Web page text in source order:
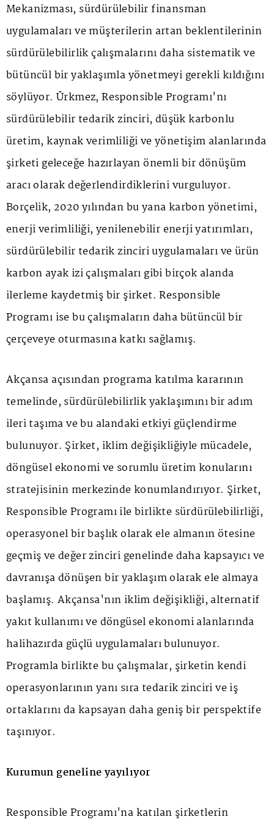
Mekanizması, sürdürülebilir finansman
uygulamaları ve müşterilerin artan beklentilerinin
sürdürülebilirlik çalışmalarını daha sistematik ve
bütüncül bir yaklaşımla yönetmeyi gerekli kıldığını
söylüyor. Ürkmez, Responsible Programı'nı
sürdürülebilir tedarik zinciri, düşük karbonlu
üretim, kaynak verimliliği ve yönetişim alanlarında
şirketi geleceğe hazırlayan önemli bir dönüşüm
aracı olarak değerlendirdiklerini vurguluyor.
Borçelik, 2020 yılından bu yana karbon yönetimi,
enerji verimliliği, yenilenebilir enerji yatırımları,
sürdürülebilir tedarik zinciri uygulamaları ve ürün
karbon ayak izi çalışmaları gibi birçok alanda
ilerleme kaydetmiş bir şirket. Responsible
Programı ise bu çalışmaların daha bütüncül bir
çerçeveye oturmasına katkı sağlamış.
Akçansa açısından programa katılma kararının
temelinde, sürdürülebilirlik yaklaşımını bir adım
ileri taşıma ve bu alandaki etkiyi güçlendirme
bulunuyor. Şirket, iklim değişikliğiyle mücadele,
döngüsel ekonomi ve sorumlu üretim konularını
stratejisinin merkezinde konumlandırıyor. Şirket,
Responsible Programı ile birlikte sürdürülebilirliği,
operasyonel bir başlık olarak ele almanın ötesine
geçmiş ve değer zinciri genelinde daha kapsayıcı ve
davranışa dönüşen bir yaklaşım olarak ele almaya
başlamış. Akçansa'nın iklim değişikliği, alternatif
yakıt kullanımı ve döngüsel ekonomi alanlarında
halihazırda güçlü uygulamaları bulunuyor.
Programla birlikte bu çalışmalar, şirketin kendi
operasyonlarının yanı sıra tedarik zinciri ve iş
ortaklarını da kapsayan daha geniş bir perspektife
taşınıyor.
Kurumun geneline yayılıyor
Responsible Programı'na katılan şirketlerin